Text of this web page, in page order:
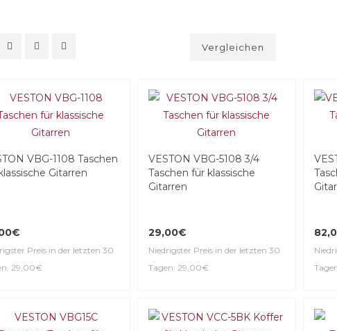
Vergleichen
VBG-1108 Taschen
Gitarren
Preis in der letzten 30
29,00€
VESTON VBG-5108 3/4
Taschen für klassische
Gitarren
29,00€
Niedrigster Preis in der letzten 30
Tagen: 29,00€